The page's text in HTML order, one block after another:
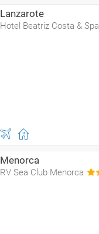
Lanzarote
Hotel Beatriz Costa & Spa
Menorca
RV Sea Club Menorca